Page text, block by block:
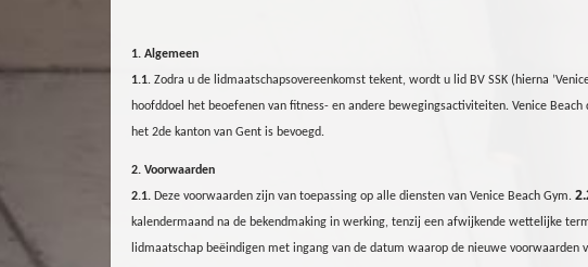
1. Algemeen
1.1. Zodra u de lidmaatschapsovereenkomst tekent, wordt u lid BV SSK (hierna ’
hoofddoel het beoefenen van fitness- en andere bewegingsactiviteiten. Venice
het 2de kanton van Gent is bevoegd.
2. Voorwaarden
2.1. Deze voorwaarden zijn van toepassing op alle diensten van Venice Beach Gym.
kalendermaand na de bekendmaking in werking, tenzij een afwijkende wettelijke
lidmaatschap beëindigen met ingang van de datum waarop de nieuwe